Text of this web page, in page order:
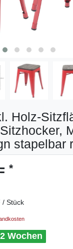
Holz-
stapelbar
*
/ Stück
Wochen